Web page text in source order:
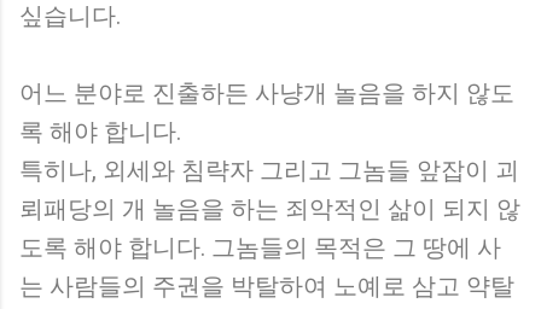
싶습니다.
어느 분야로 진출하든 사냥개 놀음을 하지 않도
록 해야 합니다.
특히나, 외세와 침략자 그리고 그놈들 앞잡이 괴
뢰패당의 개 놀음을 하는 죄악적인 삶이 되지 않
도록 해야 합니다. 그놈들의 목적은 그 땅에 사
는 사람들의 주권을 박탈하여 노예로 삼고 약탈